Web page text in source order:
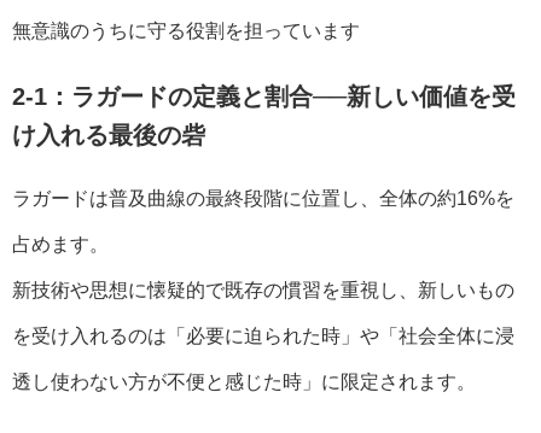
無意識のうちに守る役割を担っています
2-1：ラガードの定義と割合──新しい価値を受
け入れる最後の砦
ラガードは普及曲線の最終段階に位置し、全体の約16%を
占めます。
新技術や思想に懐疑的で既存の慣習を重視し、新しいもの
を受け入れるのは「必要に迫られた時」や「社会全体に浸
透し使わない方が不便と感じた時」に限定されます。